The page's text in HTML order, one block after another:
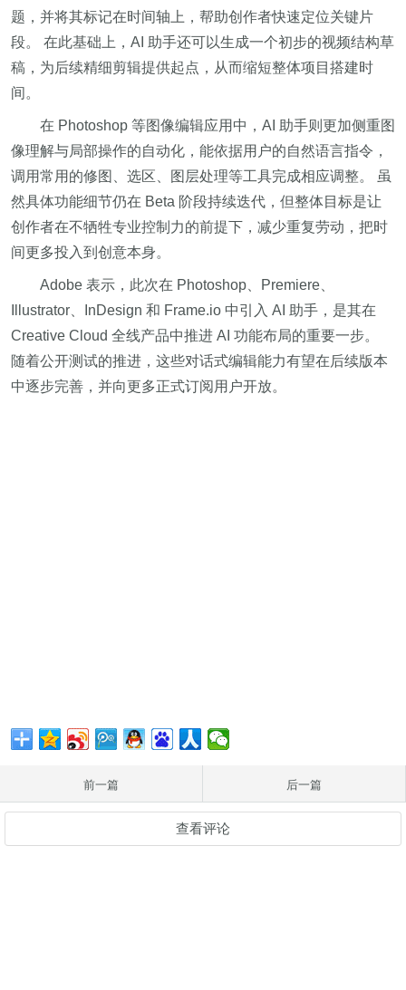
题，并将其标记在时间轴上，帮助创作者快速定位关键片
段。 在此基础上，AI 助手还可以生成一个初步的视频结构草
稿，为后续精细剪辑提供起点，从而缩短整体项目搭建时
间。
在 Photoshop 等图像编辑应用中，AI 助手则更加侧重图
像理解与局部操作的自动化，能依据用户的自然语言指令，
调用常用的修图、选区、图层处理等工具完成相应调整。 虽
然具体功能细节仍在 Beta 阶段持续迭代，但整体目标是让
创作者在不牺牲专业控制力的前提下，减少重复劳动，把时
间更多投入到创意本身。
Adobe 表示，此次在 Photoshop、Premiere、
Illustrator、InDesign 和 Frame.io 中引入 AI 助手，是其在
Creative Cloud 全线产品中推进 AI 功能布局的重要一步。
随着公开测试的推进，这些对话式编辑能力有望在后续版本
中逐步完善，并向更多正式订阅用户开放。
前一篇 后一篇
查看评论